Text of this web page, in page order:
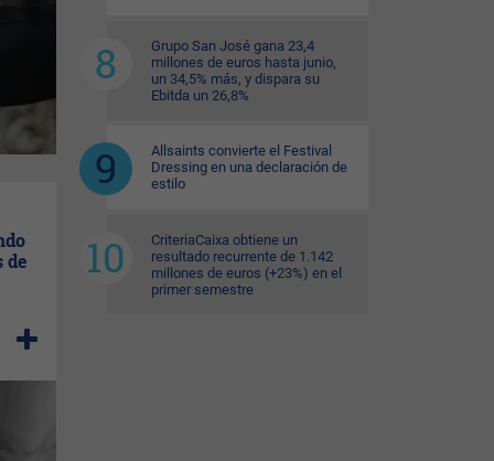
de
Grupo San José gana 23,4
millones de euros hasta junio,
un 34,5% más, y dispara su
Ebitda un 26,8%
Allsaints convierte el Festival
Dressing en una declaración de
estilo
CriteriaCaixa obtiene un
resultado recurrente de 1.142
millones de euros (+23%) en el
primer semestre